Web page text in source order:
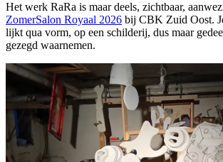
Het werk RaRa is maar deels, zichtbaar,
ZomerSalon Royaal 2026 bij CBK Zuid Oost.
lijkt qua vorm, op een schilderij, dus maar
gezegd waarnemen.